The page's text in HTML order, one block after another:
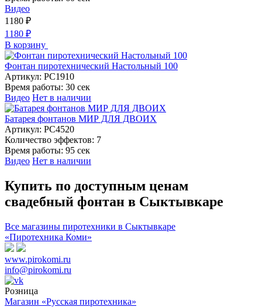
Видео
1180 ₽
1180 ₽
В корзину
Фонтан пиротехнический Настольный 100
Артикул: РС1910
Время работы: 30 сек
Видео Нет в наличии
Батарея фонтанов МИР ДЛЯ ДВОИХ
Артикул: РС4520
Количество эффектов: 7
Время работы: 95 сек
Видео Нет в наличии
Купить по доступным ценам
свадебный фонтан в Сыктывкаре
Все магазины пиротехники в Сыктывкаре
«Пиротехника Коми»
www.pirokomi.ru
info@pirokomi.ru
Розница
Магазин «Русская пиротехника»